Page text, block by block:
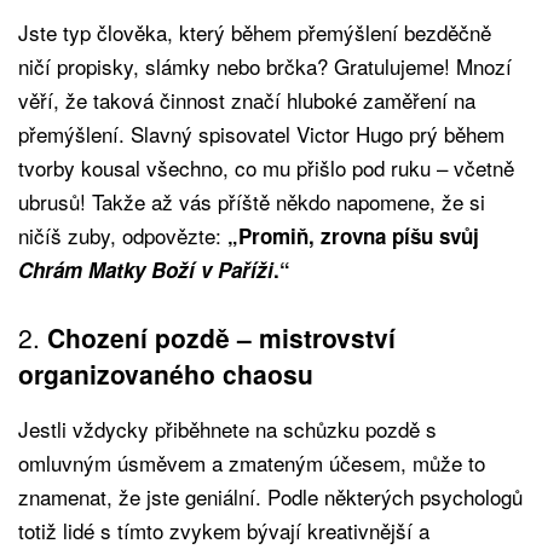
Jste typ člověka, který během přemýšlení bezděčně
ničí propisky, slámky nebo brčka? Gratulujeme! Mnozí
věří, že taková činnost značí hluboké zaměření na
přemýšlení. Slavný spisovatel Victor Hugo prý během
tvorby kousal všechno, co mu přišlo pod ruku – včetně
ubrusů! Takže až vás příště někdo napomene, že si
ničíš zuby, odpovězte: „Promiň, zrovna píšu svůj
Chrám Matky Boží v Paříži.“
2. Chození pozdě – mistrovství
organizovaného chaosu
Jestli vždycky přiběhnete na schůzku pozdě s
omluvným úsměvem a zmateným účesem, může to
znamenat, že jste geniální. Podle některých psychologů
totiž lidé s tímto zvykem bývají kreativnější a